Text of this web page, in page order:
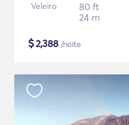
Veleiro
80 ft
24 m
$2,388 /noite